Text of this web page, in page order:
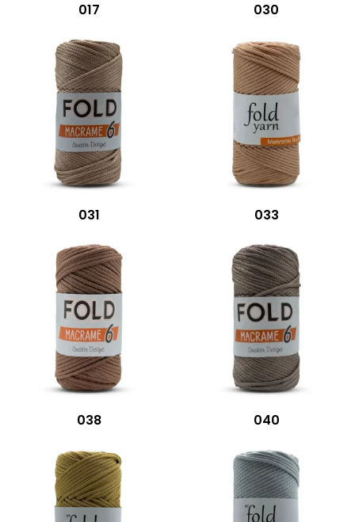
017 030
031 033
038 040